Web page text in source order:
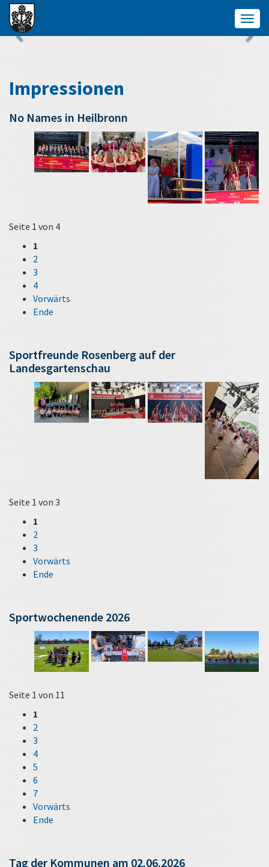
Impressionen
No Names in Heilbronn
Seite 1 von 4
1
2
3
4
Vorwärts
Ende
Sportfreunde Rosenberg auf der
Landesgartenschau
Seite 1 von 3
1
2
3
Vorwärts
Ende
Sportwochenende 2026
Seite 1 von 11
1
2
3
4
5
6
7
Vorwärts
Ende
Tag der Kommunen am 02.06.2026